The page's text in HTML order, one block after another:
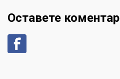
Оставете коментар